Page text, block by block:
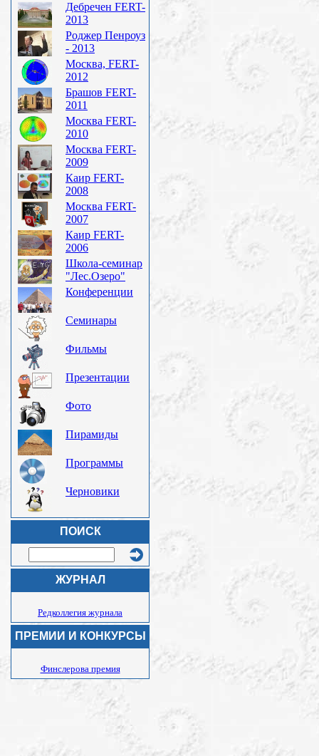
Дебречен FERT-
2013
Роджер Пенроуз
- 2013
Москва, FERT-
2012
Брашов FERT-
2011
Москва FERT-
2010
Москва FERT-
2009
Каир FERT-
2008
Москва FERT-
2007
Каир FERT-
2006
Школа-семинар
"Лес.Озеро"
Конференции
Семинары
Фильмы
Презентации
Фото
Пирамиды
Программы
Черновики
ПОИСК
ЖУРНАЛ
Редколлегия журнала
ПРЕМИИ И КОНКУРСЫ
Финслерова премия